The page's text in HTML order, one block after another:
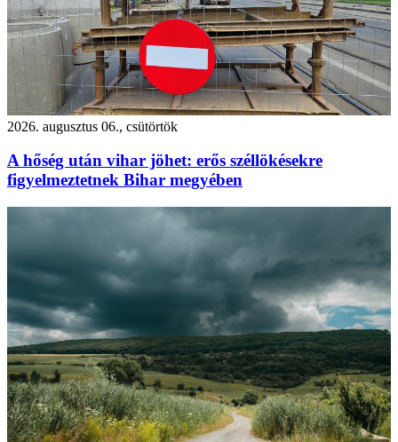
2026. augusztus 06., csütörtök
A hőség után vihar jöhet: erős széllökésekre
figyelmeztetnek Bihar megyében